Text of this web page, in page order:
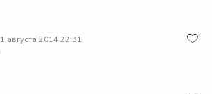
1 августа 2014 22:31